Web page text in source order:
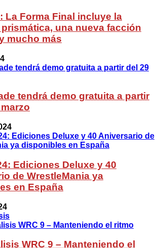
La Forma Final incluye la
una nueva facción
mucho más
tendrá demo gratuita a partir
Ediciones Deluxe y 40
de WrestleMania ya
en España
WRC 9 – Manteniendo el